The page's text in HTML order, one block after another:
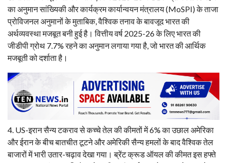
का अनुमान सांख्यिकी और कार्यक्रम कार्यान्वयन मंत्रालय (MoSPI) के ताजा
प्रोविजनल अनुमानों के मुताबिक, वैश्विक तनाव के बावजूद भारत की
अर्थव्यवस्था मजबूत बनी हुई है। वित्तीय वर्ष 2025-26 के लिए भारत की
जीडीपी ग्रोथ 7.7% रहने का अनुमान लगाया गया है, जो भारत की आर्थिक
मजबूती को दर्शाता है।
​4. US-इरान सैन्य टकराव से कच्चे तेल की कीमतों में 6% का उछाल अमेरिका
और ईरान के बीच बातचीत टूटने और अमेरिकी सैन्य हमलों के बाद वैश्विक तेल
बाजारों में भारी उतार-चढ़ाव देखा गया। ब्रेंट क्रूड ऑयल की कीमत इस हफ्ते